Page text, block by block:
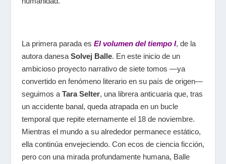
La primera parada es El volumen del tiempo I, de la
autora danesa Solvej Balle. En este inicio de un
ambicioso proyecto narrativo de siete tomos —ya
convertido en fenómeno literario en su país de origen—
seguimos a Tara Selter, una librera anticuaria que, tras
un accidente banal, queda atrapada en un bucle
temporal que repite eternamente el 18 de noviembre.
Mientras el mundo a su alrededor permanece estático,
ella continúa envejeciendo. Con ecos de ciencia ficción,
pero con una mirada profundamente humana, Balle